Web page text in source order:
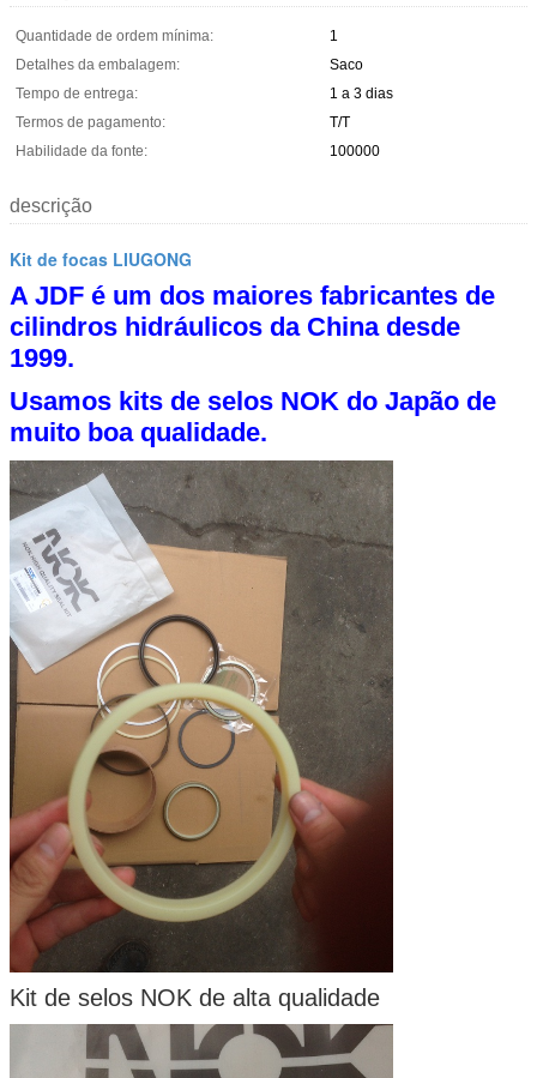
Quantidade de ordem mínima:
1
Detalhes da embalagem:
Saco
Tempo de entrega:
1 a 3 dias
Termos de pagamento:
T/T
Habilidade da fonte:
100000
descrição
Kit de focas LIUGONG
A JDF é um dos maiores fabricantes de
cilindros hidráulicos da China desde
1999.
Usamos kits de selos NOK do Japão de
muito boa qualidade.
Kit de selos NOK de alta qualidade